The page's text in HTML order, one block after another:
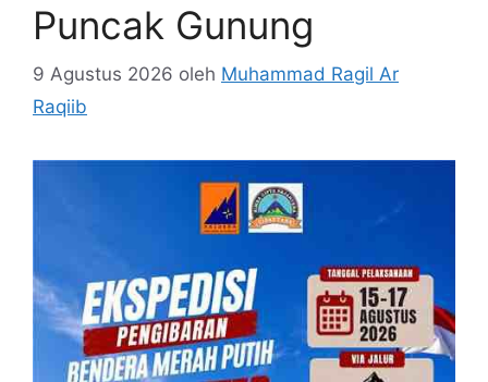
Puncak Gunung
9 Agustus 2026 oleh Muhammad Ragil Ar
Raqiib